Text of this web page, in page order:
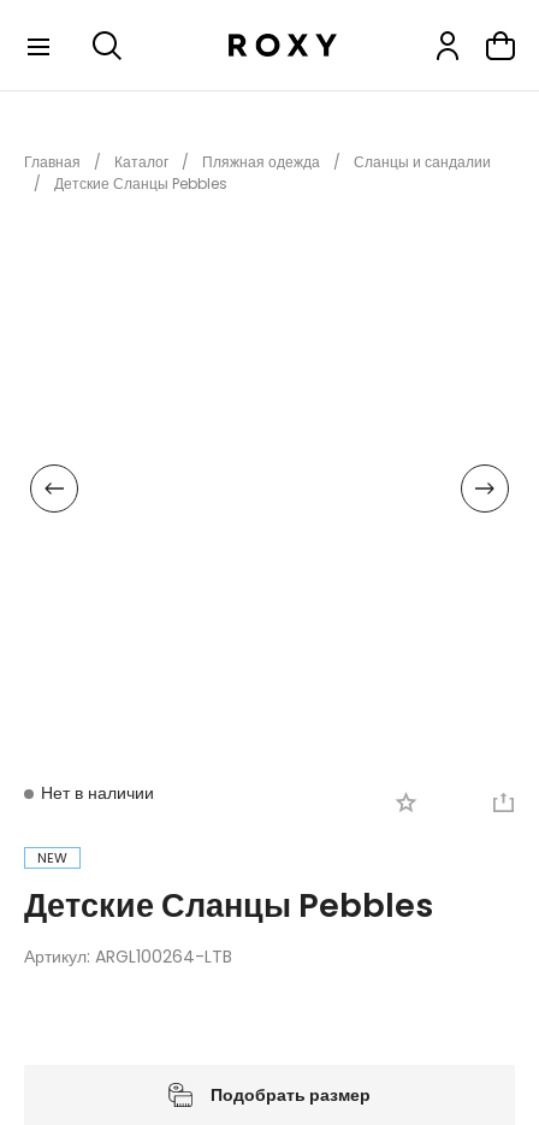
НОВИНКИ
АКСЕССУАРЫ
Главная Каталог Пляжная одежда
Сланцы и сандалии
Детские Сланцы Pebbles
Нет в наличии
NEW
Детские Сланцы Pebbles
Артикул: ARGL100264-LTB
Подобрать размер